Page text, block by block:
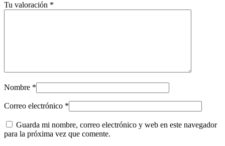
Tu valoración *
Nombre *
Correo electrónico *
Guarda mi nombre, correo electrónico y web en este navegador
para la próxima vez que comente.